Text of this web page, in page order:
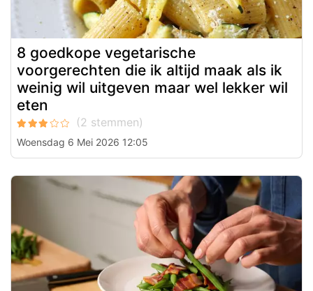
8 goedkope vegetarische
voorgerechten die ik altijd maak als ik
weinig wil uitgeven maar wel lekker wil
eten
Woensdag 6 Mei 2026 12:05